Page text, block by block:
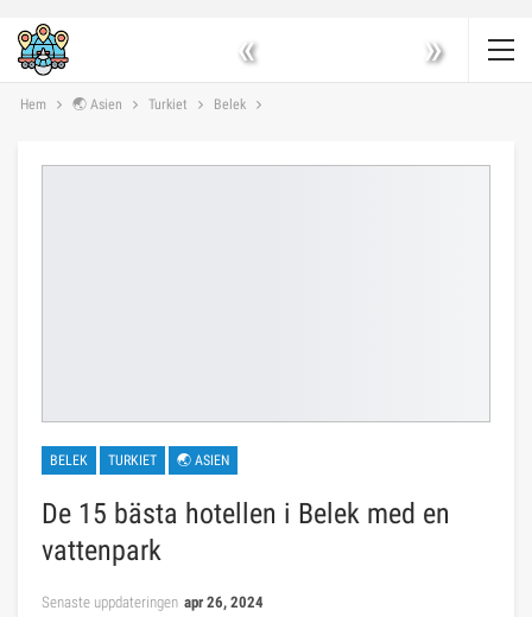
« »
Hem 🌏 Asien Turkiet Belek
BELEK TURKIET 🌏 ASIEN
De 15 bästa hotellen i Belek med en
vattenpark
Senaste uppdateringen apr 26, 2024